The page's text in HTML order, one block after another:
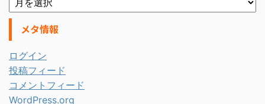
メタ情報
ログイン
投稿フィード
コメントフィード
WordPress.org